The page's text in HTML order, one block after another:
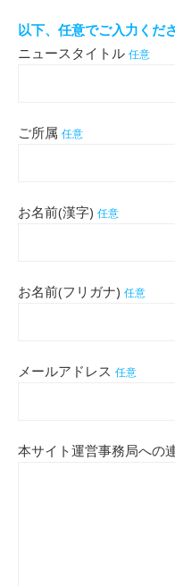
以下、任意でご入力くだ
ニュースタイトル 任意
ご所属 任意
お名前(漢字) 任意
お名前(フリガナ) 任意
メールアドレス 任意
本サイト運営事務局への